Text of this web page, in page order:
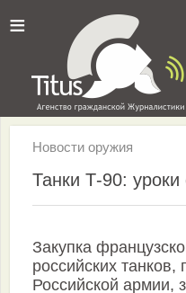
≡
Новости оружия
Танки Т-90: уроки
Закупка
российских
Российской армии,